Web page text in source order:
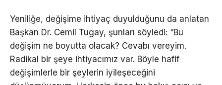
Yeniliğe, değişime ihtiyaç duyulduğunu da anlatan
Başkan Dr. Cemil Tugay, şunları söyledi: “Bu
değişim ne boyutta olacak? Cevabı vereyim.
Radikal bir şeye ihtiyacımız var. Böyle hafif
değişimlerle bir şeylerin iyileşeceğini